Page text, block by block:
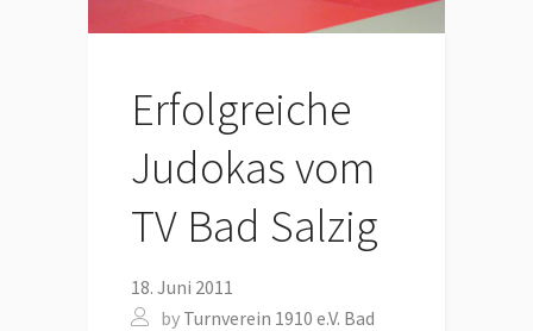
Erfolgreiche
Judokas vom
TV Bad Salzig
18. Juni 2011
by Turnverein 1910 e.V. Bad